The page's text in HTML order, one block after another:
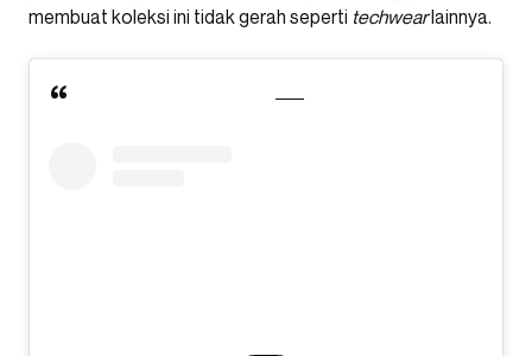
membuat koleksi ini tidak gerah seperti techwearlainnya.